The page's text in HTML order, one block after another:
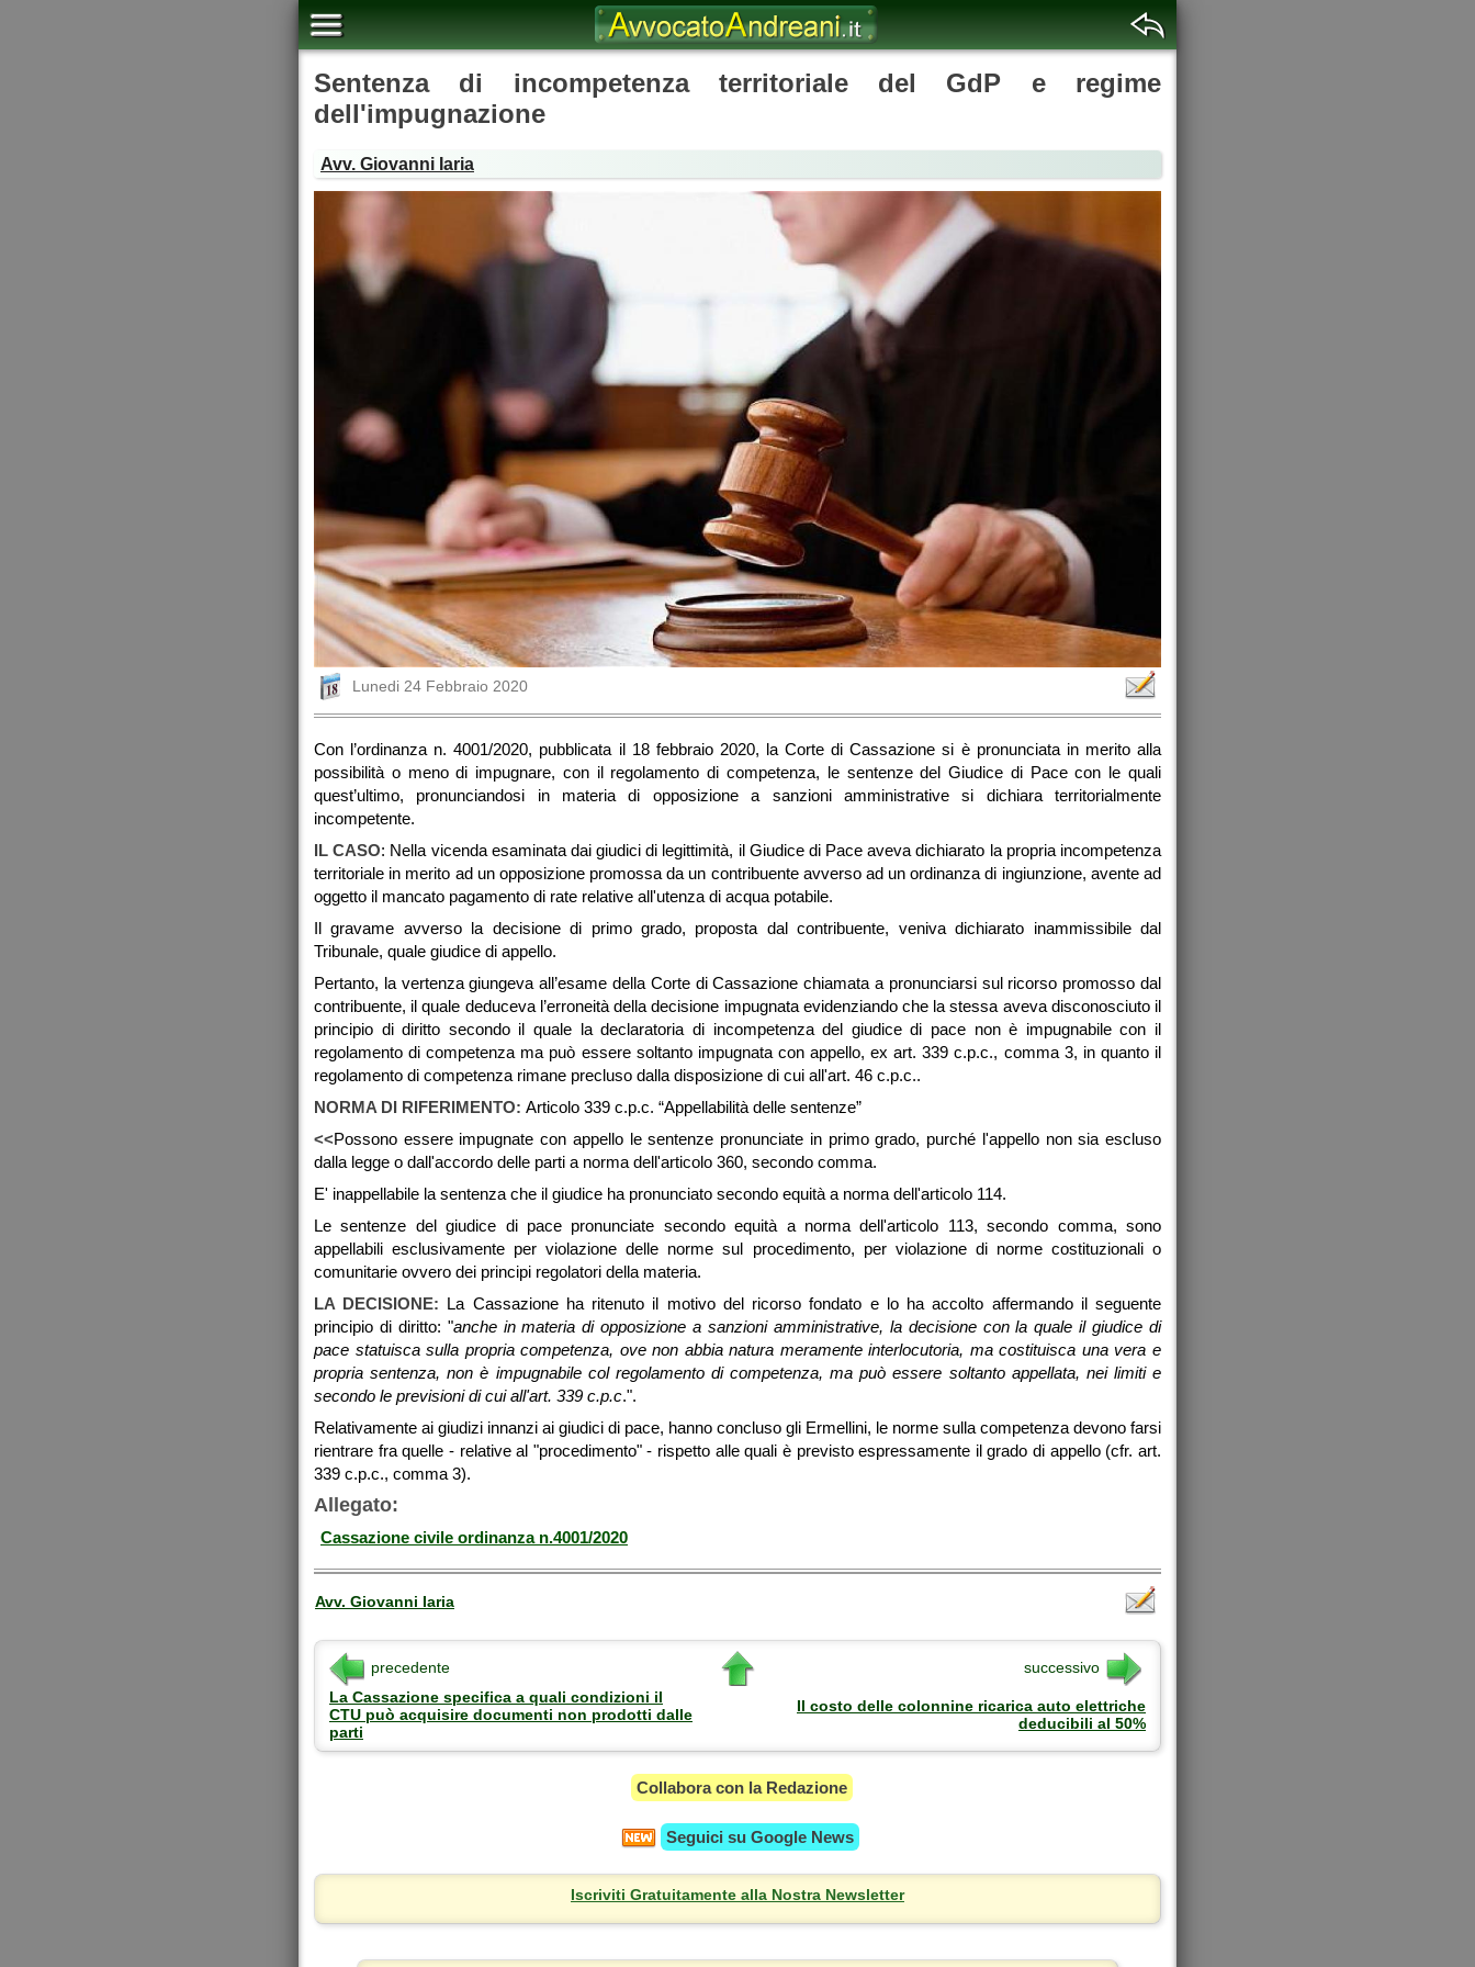
Sentenza di incompetenza territoriale del GdP e regime
dell'impugnazione
Avv. Giovanni Iaria
Lunedi 24 Febbraio 2020
Con l’ordinanza n. 4001/2020, pubblicata il 18 febbraio 2020, la Corte di Cassazione si è pronunciata in merito alla
possibilità o meno di impugnare, con il regolamento di competenza, le sentenze del Giudice di Pace con le quali
quest’ultimo, pronunciandosi in materia di opposizione a sanzioni amministrative si dichiara territorialmente
incompetente.
IL CASO: Nella vicenda esaminata dai giudici di legittimità, il Giudice di Pace aveva dichiarato la propria incompetenza
territoriale in merito ad un opposizione promossa da un contribuente avverso ad un ordinanza di ingiunzione, avente ad
oggetto il mancato pagamento di rate relative all'utenza di acqua potabile.
Il gravame avverso la decisione di primo grado, proposta dal contribuente, veniva dichiarato inammissibile dal
Tribunale, quale giudice di appello.
Pertanto, la vertenza giungeva all’esame della Corte di Cassazione chiamata a pronunciarsi sul ricorso promosso dal
contribuente, il quale deduceva l’erroneità della decisione impugnata evidenziando che la stessa aveva disconosciuto il
principio di diritto secondo il quale la declaratoria di incompetenza del giudice di pace non è impugnabile con il
regolamento di competenza ma può essere soltanto impugnata con appello, ex art. 339 c.p.c., comma 3, in quanto il
regolamento di competenza rimane precluso dalla disposizione di cui all'art. 46 c.p.c..
NORMA DI RIFERIMENTO: Articolo 339 c.p.c. “Appellabilità delle sentenze”
<<Possono essere impugnate con appello le sentenze pronunciate in primo grado, purché l'appello non sia escluso
dalla legge o dall'accordo delle parti a norma dell'articolo 360, secondo comma.
E' inappellabile la sentenza che il giudice ha pronunciato secondo equità a norma dell'articolo 114.
Le sentenze del giudice di pace pronunciate secondo equità a norma dell'articolo 113, secondo comma, sono
appellabili esclusivamente per violazione delle norme sul procedimento, per violazione di norme costituzionali o
comunitarie ovvero dei principi regolatori della materia.
LA DECISIONE: La Cassazione ha ritenuto il motivo del ricorso fondato e lo ha accolto affermando il seguente
principio di diritto: "anche in materia di opposizione a sanzioni amministrative, la decisione con la quale il giudice di
pace statuisca sulla propria competenza, ove non abbia natura meramente interlocutoria, ma costituisca una vera e
propria sentenza, non è impugnabile col regolamento di competenza, ma può essere soltanto appellata, nei limiti e
secondo le previsioni di cui all'art. 339 c.p.c.".
Relativamente ai giudizi innanzi ai giudici di pace, hanno concluso gli Ermellini, le norme sulla competenza devono farsi
rientrare fra quelle - relative al "procedimento" - rispetto alle quali è previsto espressamente il grado di appello (cfr. art.
339 c.p.c., comma 3).
Allegato:
Cassazione civile ordinanza n.4001/2020
Avv. Giovanni Iaria
precedente
successivo
La Cassazione specifica a quali condizioni il
CTU può acquisire documenti non prodotti dalle
parti
Il costo delle colonnine ricarica auto elettriche
deducibili al 50%
Collabora con la Redazione
Seguici su Google News
Iscriviti Gratuitamente alla Nostra Newsletter